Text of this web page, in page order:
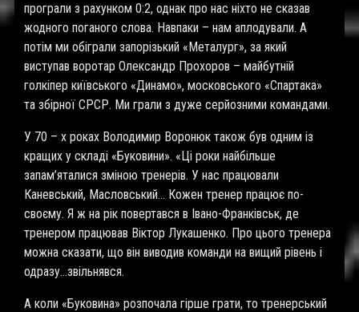
програли з рахунком 0:2, однак про нас ніхто не сказав
жодного поганого слова. Навпаки – нам аплодували. А
потім ми обіграли запорізький «Металург», за який
виступав воротар Олександр Прохоров – майбутній
голкіпер київського «Динамо», московського «Спартака»
та збірної СРСР. Ми грали з дуже серйозними командами.
У 70 – х роках Володимир Воронюк також був одним із
кращих у складі «Буковини». «Ці роки найбільше
запам’яталися зміною тренерів. У нас працювали
Каневський, Масловський… Кожен тренер працює по-
своєму. Я ж на рік повертався в Івано-Франківськ, де
тренером працював Віктор Лукашенко. Про цього тренера
можна сказати, що він виводив команди на вищий рівень і
одразу…звільнявся.
А коли «Буковина» розпочала гірше грати, то тренерський